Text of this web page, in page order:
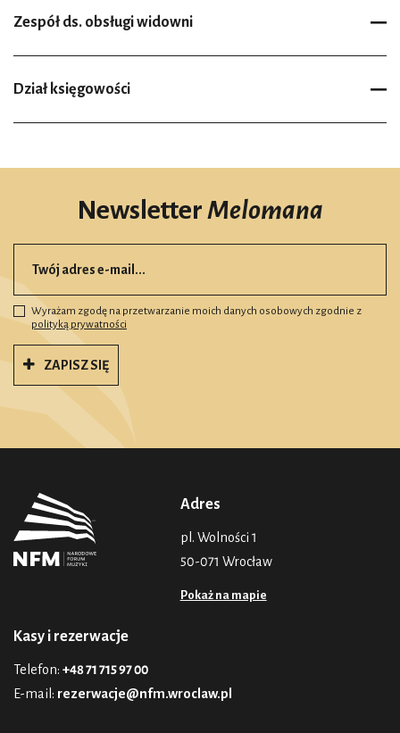
Zespół ds. obsługi widowni
Dział księgowości
NewsletterMelomana
Wyrażam zgodę na przetwarzanie moich danych osobowych zgodnie z
polityką prywatności
ZAPISZ SIĘ
Adres
pl. Wolności 1
50-071 Wrocław
Pokaż na mapie
Kasy i rezerwacje
Telefon: +48 71 715 97 00
E-mail: rezerwacje@nfm.wroclaw.pl